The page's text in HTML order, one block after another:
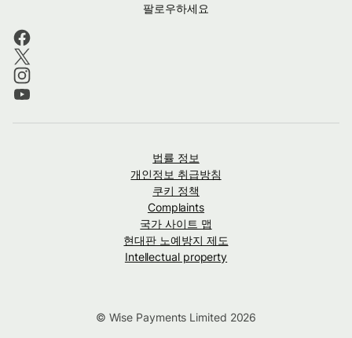
팔로우하세요
법률 정보
개인정보 취급방침
쿠키 정책
Complaints
국가 사이트 맵
현대판 노예방지 제도
Intellectual property
© Wise Payments Limited 2026